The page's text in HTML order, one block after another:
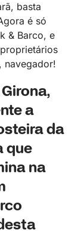
basta
é só
& Barco, e
navegador!
a
da
que
na